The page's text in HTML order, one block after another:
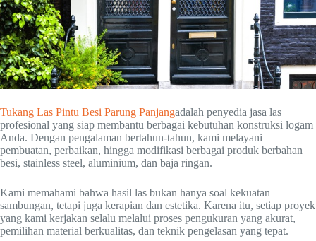
Tukang Las Pintu Besi Parung Panjangadalah penyedia jasa las
profesional yang siap membantu berbagai kebutuhan konstruksi logam
Anda. Dengan pengalaman bertahun-tahun, kami melayani
pembuatan, perbaikan, hingga modifikasi berbagai produk berbahan
besi, stainless steel, aluminium, dan baja ringan.
Kami memahami bahwa hasil las bukan hanya soal kekuatan
sambungan, tetapi juga kerapian dan estetika. Karena itu, setiap proyek
yang kami kerjakan selalu melalui proses pengukuran yang akurat,
pemilihan material berkualitas, dan teknik pengelasan yang tepat.